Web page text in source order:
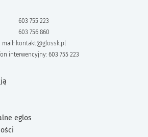
603 755 223
603 756 860
mail: kontakt@glossk.pl
interwencyjny: 603 755 223
eglos